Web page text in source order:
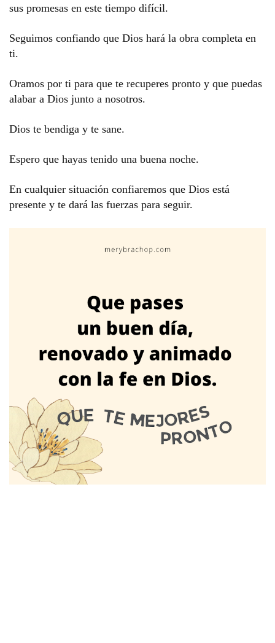
sus promesas en este tiempo difícil.
Seguimos confiando que Dios hará la obra completa en
ti.
Oramos por ti para que te recuperes pronto y que puedas
alabar a Dios junto a nosotros.
Dios te bendiga y te sane.
Espero que hayas tenido una buena noche.
En cualquier situación confiaremos que Dios está
presente y te dará las fuerzas para seguir.